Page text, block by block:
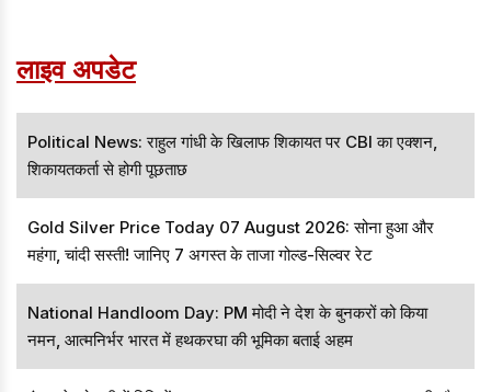
लाइव अपडेट
Political News: राहुल गांधी के खिलाफ शिकायत पर CBI का एक्शन,
शिकायतकर्ता से होगी पूछताछ
Gold Silver Price Today 07 August 2026: सोना हुआ और
महंगा, चांदी सस्ती! जानिए 7 अगस्त के ताजा गोल्ड-सिल्वर रेट
National Handloom Day: PM मोदी ने देश के बुनकरों को किया
नमन, आत्मनिर्भर भारत में हथकरघा की भूमिका बताई अहम